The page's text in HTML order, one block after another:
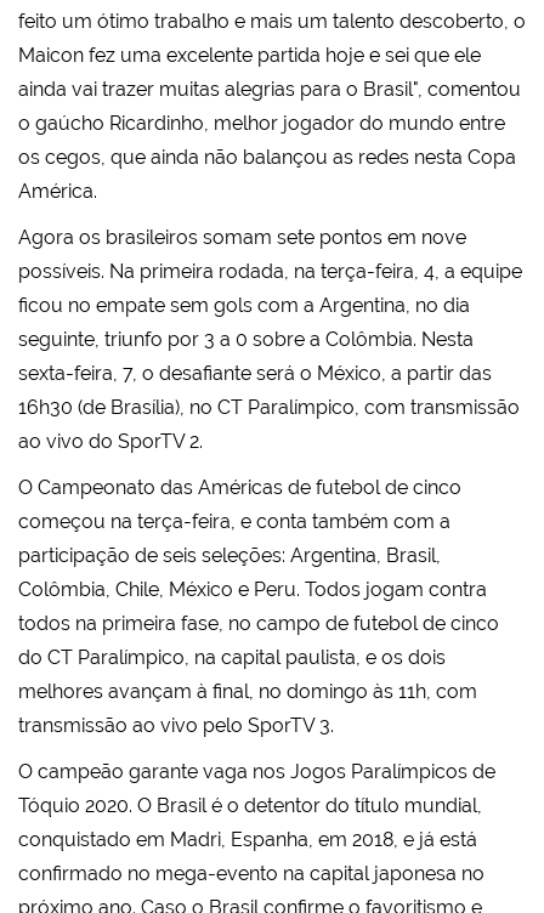
feito um ótimo trabalho e mais um talento descoberto, o
Maicon fez uma excelente partida hoje e sei que ele
ainda vai trazer muitas alegrias para o Brasil", comentou
o gaúcho Ricardinho, melhor jogador do mundo entre
os cegos, que ainda não balançou as redes nesta Copa
América.
Agora os brasileiros somam sete pontos em nove
possíveis. Na primeira rodada, na terça-feira, 4, a equipe
ficou no empate sem gols com a Argentina, no dia
seguinte, triunfo por 3 a 0 sobre a Colômbia. Nesta
sexta-feira, 7, o desafiante será o México, a partir das
16h30 (de Brasília), no CT Paralímpico, com transmissão
ao vivo do SporTV 2.
O Campeonato das Américas de futebol de cinco
começou na terça-feira, e conta também com a
participação de seis seleções: Argentina, Brasil,
Colômbia, Chile, México e Peru. Todos jogam contra
todos na primeira fase, no campo de futebol de cinco
do CT Paralímpico, na capital paulista, e os dois
melhores avançam à final, no domingo às 11h, com
transmissão ao vivo pelo SporTV 3.
O campeão garante vaga nos Jogos Paralímpicos de
Tóquio 2020. O Brasil é o detentor do título mundial,
conquistado em Madri, Espanha, em 2018, e já está
confirmado no mega-evento na capital japonesa no
próximo ano. Caso o Brasil confirme o favoritismo e